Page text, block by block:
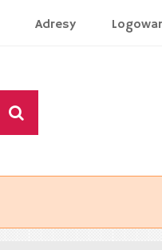
Adresy